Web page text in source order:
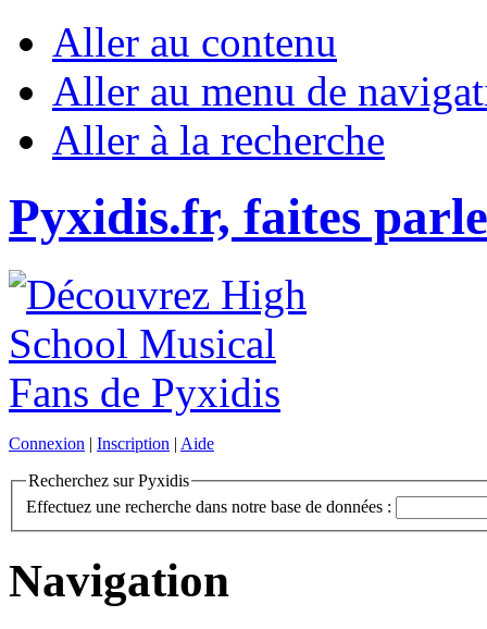
Aller au contenu
Aller au menu de
Aller à la recherche
Pyxidis.fr, faites
Connexion | Inscription | Aide
Recherchez sur Pyxidis
Effectuez une recherche dans notre base de données :
Navigation